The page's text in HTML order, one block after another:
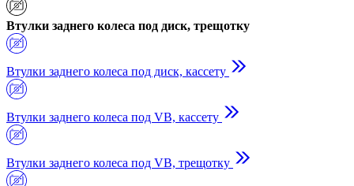
Втулки заднего колеса под диск, трещотку
Втулки заднего колеса под диск, кассету
Втулки заднего колеса под VB, кассету
Втулки заднего колеса под VB, трещотку